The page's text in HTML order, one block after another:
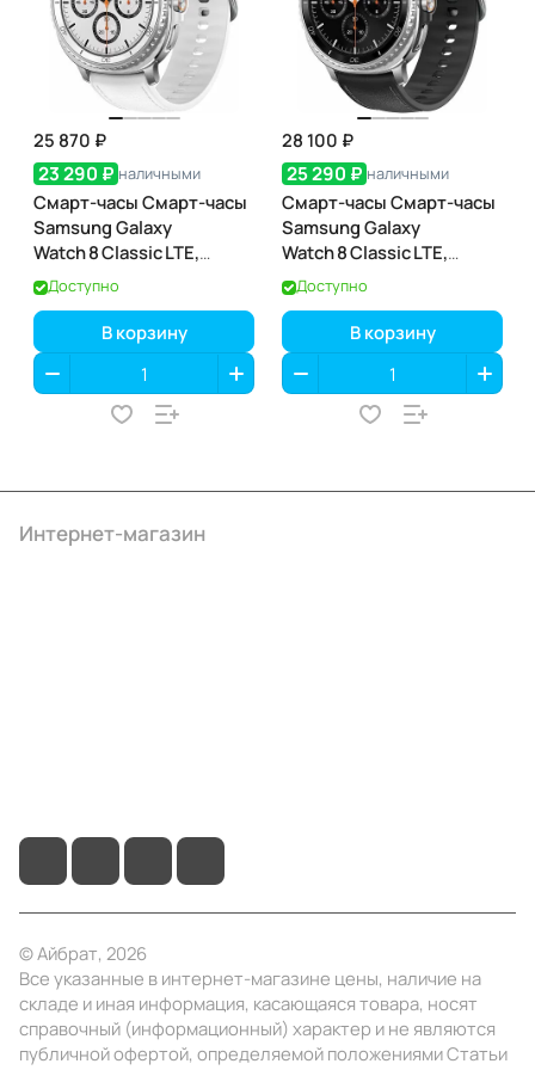
25 870 ₽
23 290 ₽ наличными
Смарт-часы Смарт-часы
Samsung Galaxy
Watch 8 Classic LTE,
46 мм, White (белый)
Доступно
В корзину
28 100 ₽
25 290 ₽ наличными
Смарт-часы Смарт-часы
Samsung Galaxy
Watch 8 Classic LTE,
46 мм, Black (чёрный)
Доступно
В корзину
Интернет-магазин
© Айбрат, 2026
Все указанные в интернет-магазине цены, наличие на
складе и иная информация, касающаяся товара, носят
справочный (информационный) характер и не являются
публичной офертой, определяемой положениями Статьи